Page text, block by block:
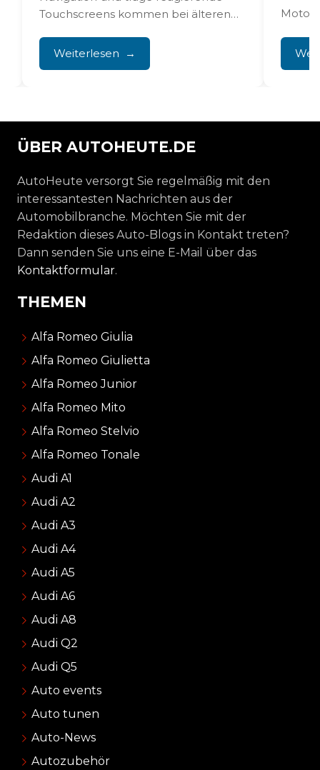
Touchscreens kommen bei älteren
Infotainmentsystemen im
Volkswagen Polo regelmäßig vor.
Weiterlesen
ÜBER AUTOHEUTE.DE
AutoHeute versorgt Sie regelmäßig mit den
interessantesten Nachrichten aus der
Automobilbranche. Möchten Sie mit der
Redaktion dieses Auto-Blogs in Kontakt treten?
Dann senden Sie uns eine E-Mail über das
Kontaktformular.
THEMEN
Alfa Romeo Giulia
Alfa Romeo Giulietta
Alfa Romeo Junior
Alfa Romeo Mito
Alfa Romeo Stelvio
Alfa Romeo Tonale
Audi A1
Audi A2
Audi A3
Audi A4
Audi A5
Audi A6
Audi A8
Audi Q2
Audi Q5
Auto events
Auto tunen
Auto-News
Autozubehör